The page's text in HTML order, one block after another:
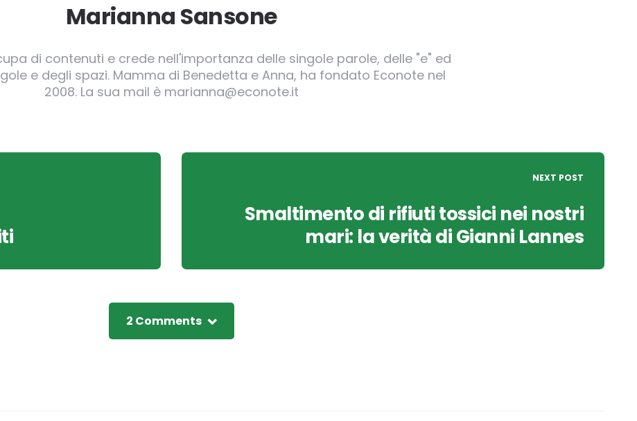
Marianna Sansone
di contenuti e crede nell'importanza delle singole parole, delle "e" ed
e degli spazi. Mamma di Benedetta e Anna, ha fondato Econote nel
2008. La sua mail è marianna@econote.it
NEXT POST
Smaltimento di rifiuti tossici nei nostri
mari: la verità di Gianni Lannes
2 Comments